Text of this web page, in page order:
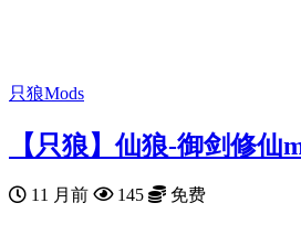
只狼Mods
【只狼】仙狼-御剑修仙
11 月前 145 免费